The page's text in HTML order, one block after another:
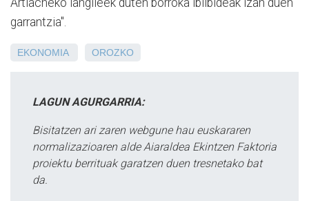
Artiacheko langileek duten borroka ibilbideak izan duen
garrantzia".
EKONOMIA OROZKO
LAGUN AGURGARRIA:
Bisitatzen ari zaren webgune hau euskararen
normalizazioaren alde Aiaraldea Ekintzen Faktoria
proiektu berrituak garatzen duen tresnetako bat
da.